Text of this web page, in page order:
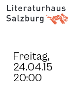
Freitag,
24.04.15
20:00